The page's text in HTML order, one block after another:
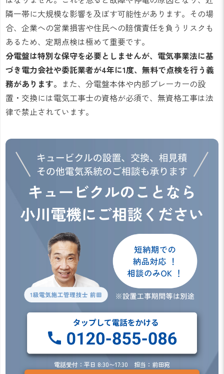
隣一帯に大規模な影響を及ぼす可能性があります。その場
合、企業への営業損害や住民への賠償責任を負うリスクも
あるため、定期点検は極めて重要です。
分電盤は特別な保守を必要としませんが、電気事業法に基
づき電力会社や委託業者が4年に1度、無料で点検を行う義
務があります。 また、分電盤本体や内部ブレーカーの設
置・交換には電気工事士の資格が必須で、無資格工事は法
律で禁止されています。
電話受付：平日 8:30〜17:30 担当：前田宛